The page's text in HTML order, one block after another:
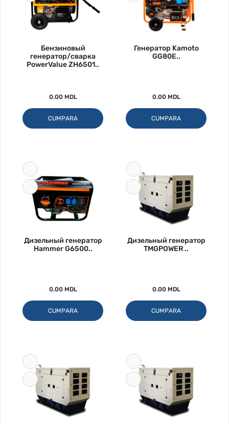
Бензиновый
генератор/сварка
PowerValue ZH6501..
0.00 MDL
CUMPARA
Генератор Kamoto
GG80E..
0.00 MDL
CUMPARA
Дизельный генератор
Hammer G6500..
0.00 MDL
CUMPARA
Дизельный генератор
TMGPOWER ..
0.00 MDL
CUMPARA